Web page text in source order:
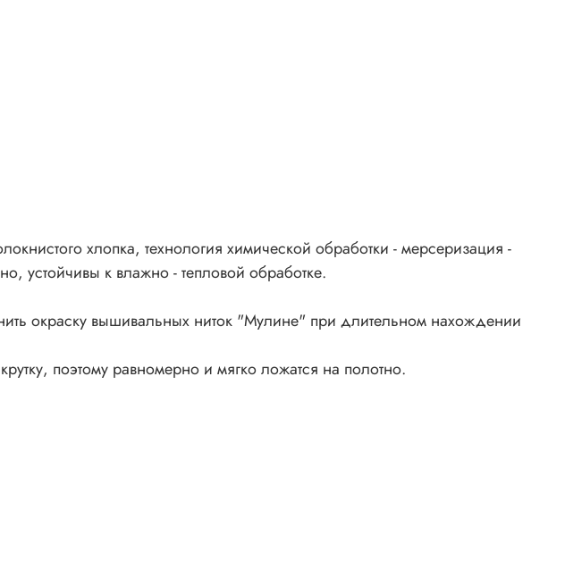
хлопка, технология химической обработки - мерсеризация -
устойчивы к влажно - тепловой обработке.
окраску вышивальных ниток "Мулине" при длительном нахождении
поэтому равномерно и мягко ложатся на полотно.